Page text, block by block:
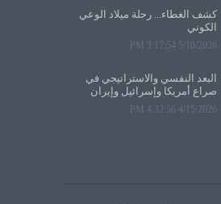
كشف الغطاء... رحلة ميلاد الوعي
الكوني
5/10/2026 3:17:54 PM
البعد النفسي والاستراتيجي في
صراع أمريكا وإسرائيل وإيران
4/15/2026 4:32:56 PM